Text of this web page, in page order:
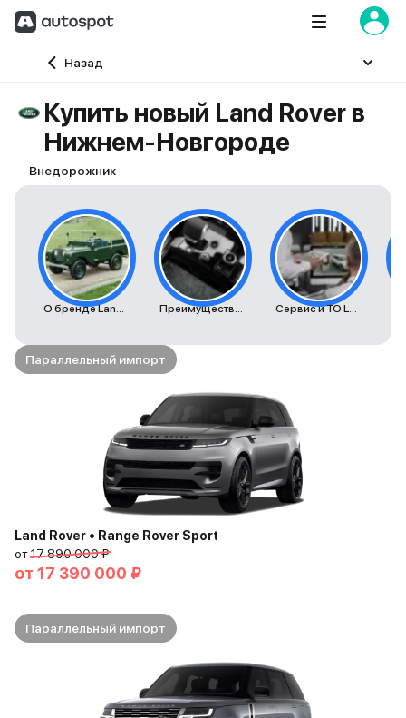
Назад
Главная
Купить новый Land Rover в
Нижнем-Новгороде
Внедорожник
О бренде Land Rover Преимущества автомобилей Land Rover Сервис и ТО Land Rover
Параллельный импорт
Land Rover • Range Rover Sport
от17 890 000 ₽
от 17 390 000 ₽
Параллельный импорт